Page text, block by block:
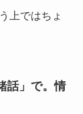
上ではちょ
話」で。情